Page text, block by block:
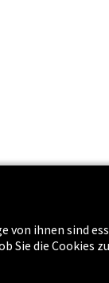
Über uns
von ihnen sind
Sie die